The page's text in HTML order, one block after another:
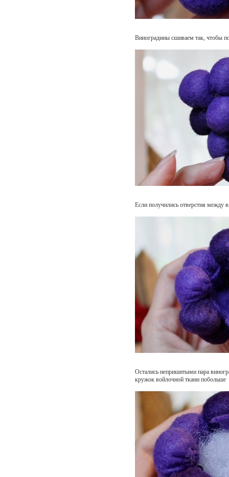
Виноградины сшиваем так, чтобы
Если получились отверстия между
Остались непришитыми пара
кружок войлочной ткани побольше